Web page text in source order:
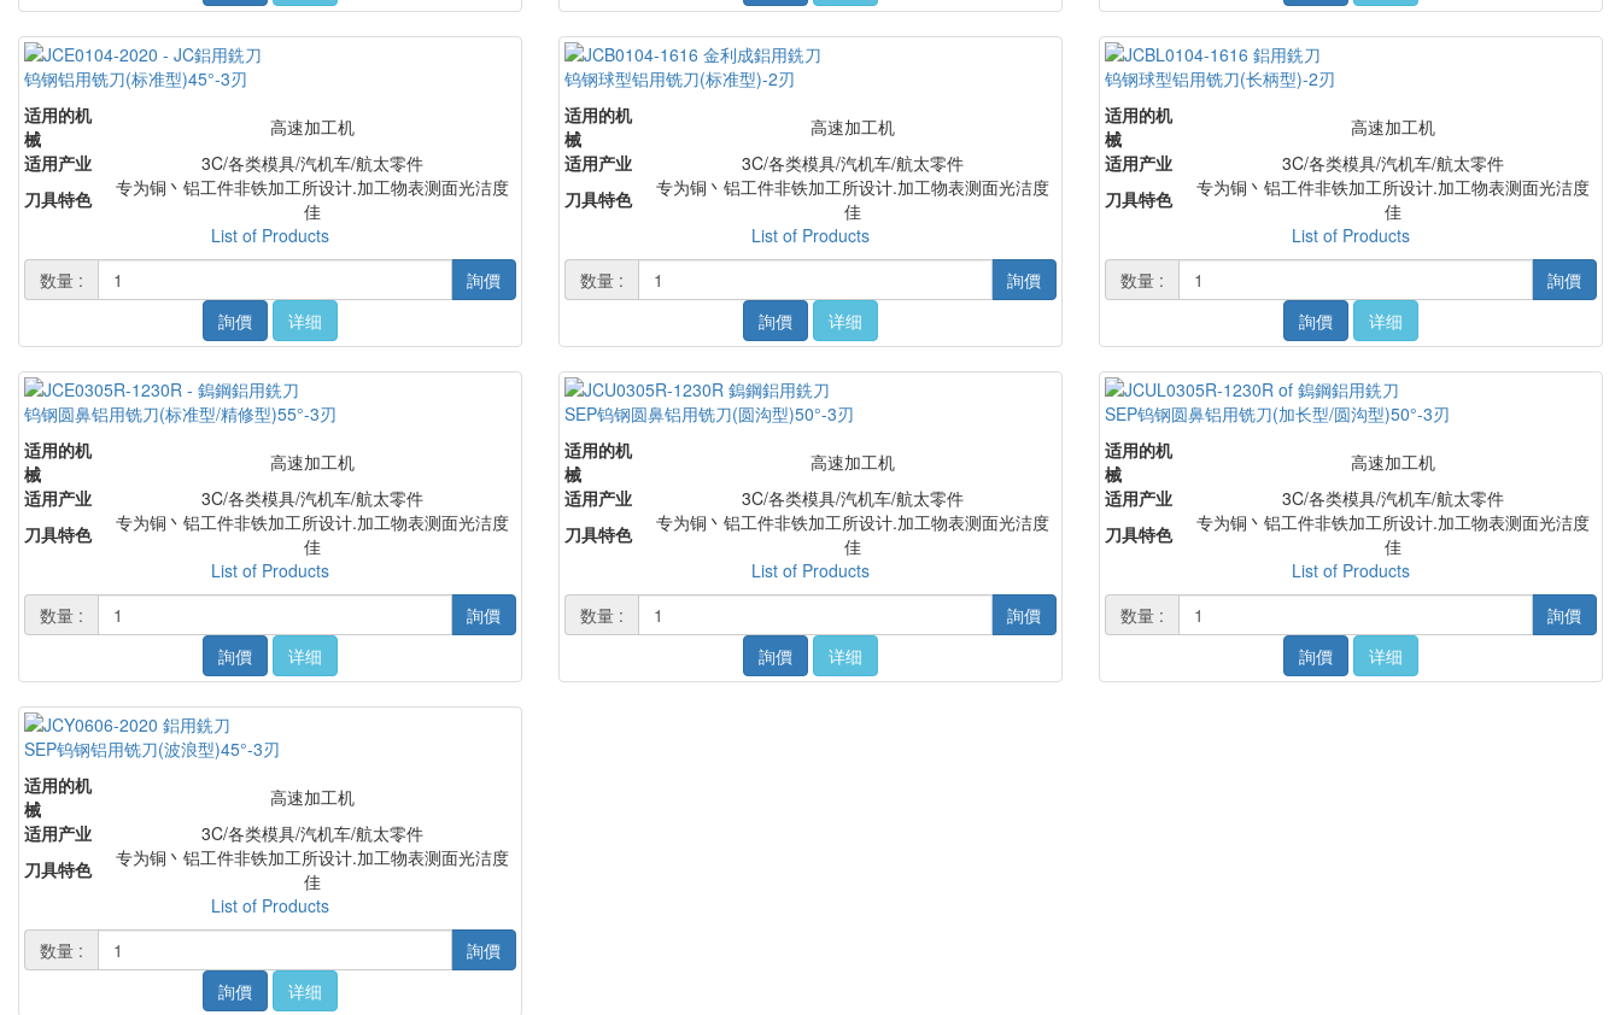
钨钢铝用铣刀(标准型)45°-3刃
适用的机
械
高速加工机
适用产业
3C/各类模具/汽机车/航太零件
刀具特色
专为铜丶铝工件非铁加工所设计.加工物表测面光洁度
佳
List of Products
数量 :
詢價
詢價
详细
钨钢球型铝用铣刀(标准型)-2刃
适用的机
械
高速加工机
适用产业
3C/各类模具/汽机车/航太零件
刀具特色
专为铜丶铝工件非铁加工所设计.加工物表测面光洁度
佳
List of Products
数量 :
詢價
詢價
详细
钨钢球型铝用铣刀(长柄型)-2刃
适用的机
械
高速加工机
适用产业
3C/各类模具/汽机车/航太零件
刀具特色
专为铜丶铝工件非铁加工所设计.加工物表测面光洁度
佳
List of Products
数量 :
詢價
詢價
详细
钨钢圆鼻铝用铣刀(标准型/精修型)55°-3刃
适用的机
械
高速加工机
适用产业
3C/各类模具/汽机车/航太零件
刀具特色
专为铜丶铝工件非铁加工所设计.加工物表测面光洁度
佳
List of Products
数量 :
詢價
詢價
详细
SEP钨钢圆鼻铝用铣刀(圆沟型)50°-3刃
适用的机
械
高速加工机
适用产业
3C/各类模具/汽机车/航太零件
刀具特色
专为铜丶铝工件非铁加工所设计.加工物表测面光洁度
佳
List of Products
数量 :
詢價
詢價
详细
SEP钨钢圆鼻铝用铣刀(加长型/圆沟型)50°-3刃
适用的机
械
高速加工机
适用产业
3C/各类模具/汽机车/航太零件
刀具特色
专为铜丶铝工件非铁加工所设计.加工物表测面光洁度
佳
List of Products
数量 :
詢價
詢價
详细
SEP钨钢铝用铣刀(波浪型)45°-3刃
适用的机
械
高速加工机
适用产业
3C/各类模具/汽机车/航太零件
刀具特色
专为铜丶铝工件非铁加工所设计.加工物表测面光洁度
佳
List of Products
数量 :
詢價
詢價
详细